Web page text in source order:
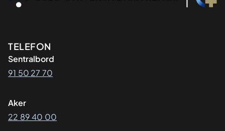
Kontaktinformasjon
TELEFON
Sentralbord
91 50 27 70
Aker
22 89 40 00